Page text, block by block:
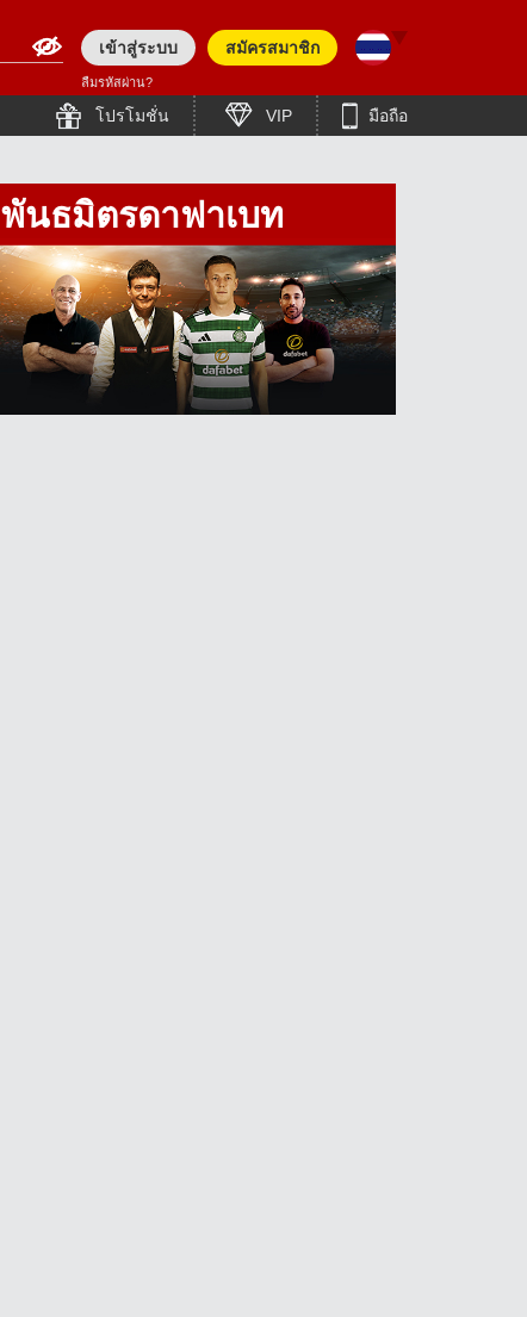
เข้าสู่ระบบ
ลืมรหัสผ่าน?
สมัครสมาชิก
English (Asia)
English (Europe)
Bahasa Indonesia
日本語
हिन्दी
తెలుగు
Bengali (India)
English (Bangladesh)
Bengali (Bangladesh)
Polish
โปรโมชั่น VIP มือถือ
พันธมิตรดาฟาเบท